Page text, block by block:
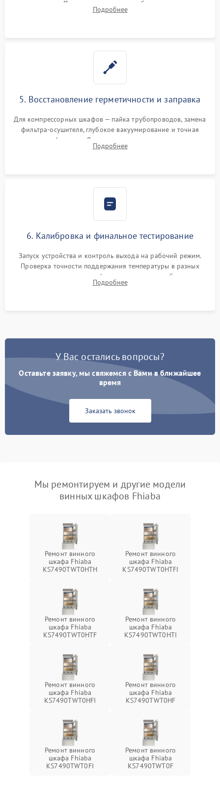
элементов Пельтье, вентиляторов обдува, угольных
фильтров или поврежденных уплотнителей дверцы.
Подробнее
5. Восстановление герметичности и заправка
Для компрессорных шкафов — пайка трубопроводов, замена
фильтра-осушителя, глубокое вакуумирование и точная
заправка фреоном. Для термоэлектрических — замена
термопасты и герметизация охлаждающего блока.
Подробнее
6. Калибровка и финальное тестирование
Запуск устройства и контроль выхода на рабочий режим.
Проверка точности поддержания температуры в разных
климатических зонах шкафа, оценка уровня стабильности
влажности и полного отсутствия вибраций корпуса.
Подробнее
У Вас остались вопросы?
Оставьте заявку, мы свяжемся с Вами в ближайшее
время
Заказать звонок
Мы ремонтируем и другие модели
винных шкафов Fhiaba
Ремонт винного
шкафа Fhiaba
KS7490TWT0HTH
Ремонт винного
шкафа Fhiaba
KS7490TWT0HTFI
Ремонт винного
шкафа Fhiaba
KS7490TWT0HTF
Ремонт винного
шкафа Fhiaba
KS7490TWT0HTI
Ремонт винного
шкафа Fhiaba
KS7490TWT0HFI
Ремонт винного
шкафа Fhiaba
KS7490TWT0HF
Ремонт винного
шкафа Fhiaba
KS7490TWT0FI
Ремонт винного
шкафа Fhiaba
KS7490TWT0F